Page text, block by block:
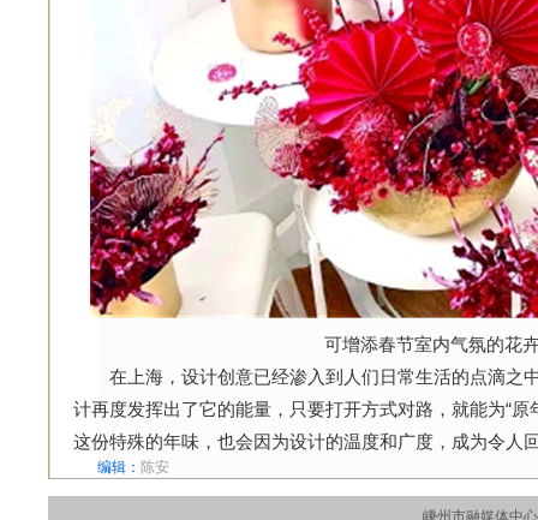
可增添春节室内气氛的花
在上海，设计创意已经渗入到人们日常生活的点滴之
计再度发挥出了它的能量，只要打开方式对路，就能为“
这份特殊的年味，也会因为设计的温度和广度，成为令人
编辑： 陈安
嵊州市融媒体中